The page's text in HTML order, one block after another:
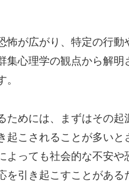
怖が広がり、特定の行
集心理学の観点から解
ためには、まずはその
起こされることが多い
よっても社会的な不安
を引き起こすことがあ